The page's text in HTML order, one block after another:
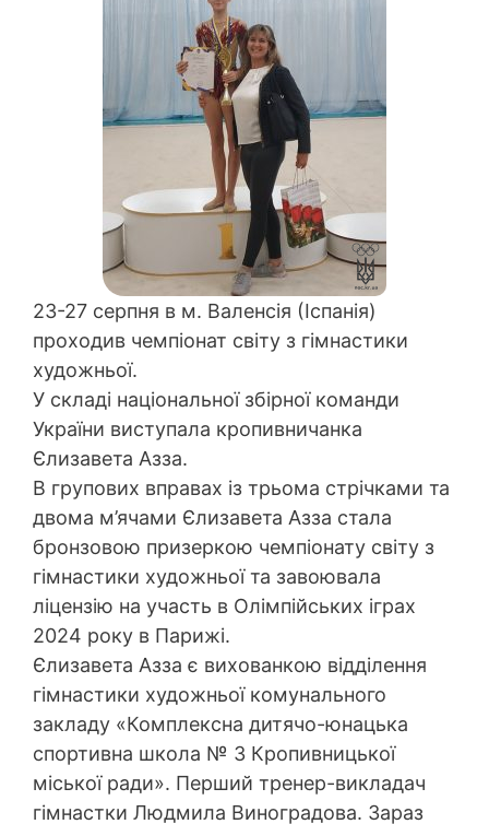
23-27 серпня в м. Валенсія (Іспанія)
проходив чемпіонат світу з гімнастики
художньої.
У складі національної збірної команди
України виступала кропивничанка
Єлизавета Азза.
В групових вправах із трьома стрічками та
двома м’ячами Єлизавета Азза стала
бронзовою призеркою чемпіонату світу з
гімнастики художньої та завоювала
ліцензію на участь в Олімпійських іграх
2024 року в Парижі.
Єлизавета Азза є вихованкою відділення
гімнастики художньої комунального
закладу «Комплексна дитячо-юнацька
спортивна школа № 3 Кропивницької
міської ради». Перший тренер-викладач
гімнастки Людмила Виноградова. Зараз